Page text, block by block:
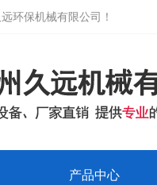
环保机械有限公司！
产品中心